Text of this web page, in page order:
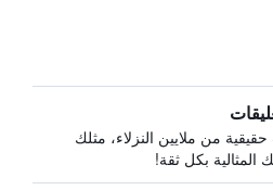
من ملايين النزلاء، مثلك
المثالية بكل ثقة!